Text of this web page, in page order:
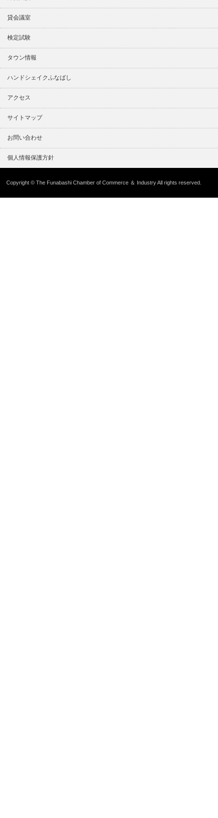
貸会議室
検定試験
タウン情報
ハンドシェイクふなばし
アクセス
サイトマップ
お問い合わせ
個人情報保護方針
Copyright © The Funabashi Chamber of Commerce ＆ Industry All rights reserved.